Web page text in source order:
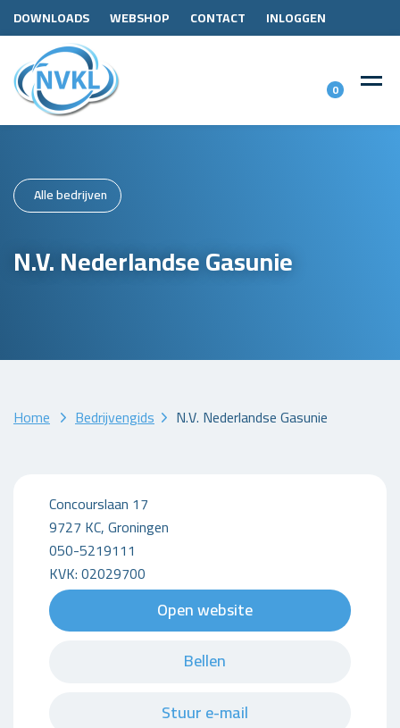
DOWNLOADS WEBSHOP CONTACT INLOGGEN
0
Alle bedrijven
N.V. Nederlandse Gasunie
Home Bedrijvengids N.V. Nederlandse Gasunie
Concourslaan 17
9727 KC, Groningen
050-5219111
KVK: 02029700
Open website
Bellen
Stuur e-mail